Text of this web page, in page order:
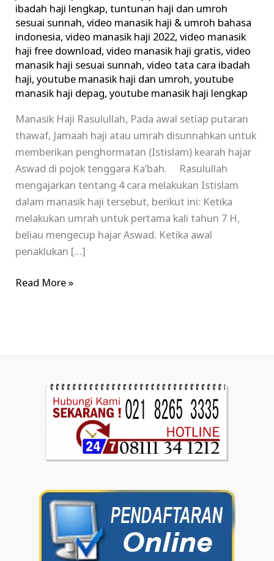
ibadah haji lengkap,tuntunan haji dan umroh
sesuai sunnah,video manasik haji & umroh bahasa
indonesia,video manasik haji 2022,video manasik
haji free download,video manasik haji gratis,video
manasik haji sesuai sunnah,video tata cara ibadah
haji,youtube manasik haji dan umroh,youtube
manasik haji depag,youtube manasik haji lengkap
Manasik Haji Rasulullah, Pada awal setiap putaran
thawaf, Jamaah haji atau umrah disunnahkan untuk
memberikan penghormatan (Istislam) kearah hajar
Aswad di pojok tenggara Ka’bah. Rasulullah
mengajarkan tentang 4 cara melakukan Istislam
dalam manasik haji tersebut, berikut ini: Ketika
melakukan umrah untuk pertama kali tahun 7 H,
beliau mengecup hajar Aswad. Ketika awal
penaklukan […]
Read More »